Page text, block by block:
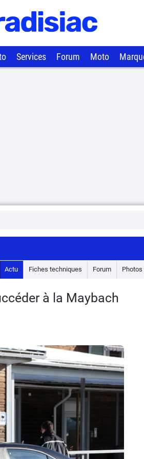
Services Forum Moto
Actu Fiches techniques Forum Photos
à la Maybach